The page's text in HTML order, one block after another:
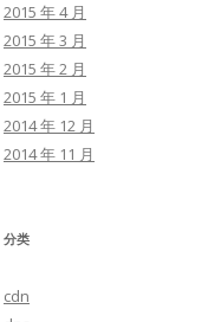
2015 年 4 月
2015 年 3 月
2015 年 2 月
2015 年 1 月
2014 年 12 月
2014 年 11 月
分类
cdn